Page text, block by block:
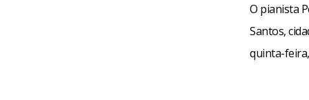
O pianista
Santos,
quinta-